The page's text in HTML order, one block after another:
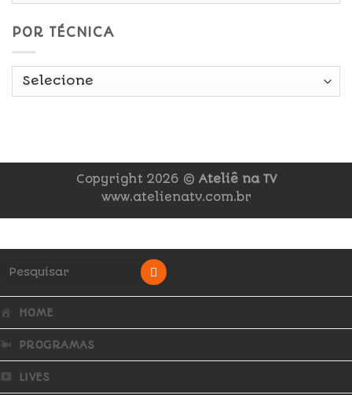
POR TÉCNICA
Copyright 2026 © Ateliê na TV
www.atelienatv.com.br
HOME
PROGRAMAS
LIVES